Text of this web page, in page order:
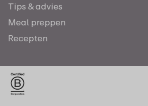
Tips & advies
Meal preppen
Recepten